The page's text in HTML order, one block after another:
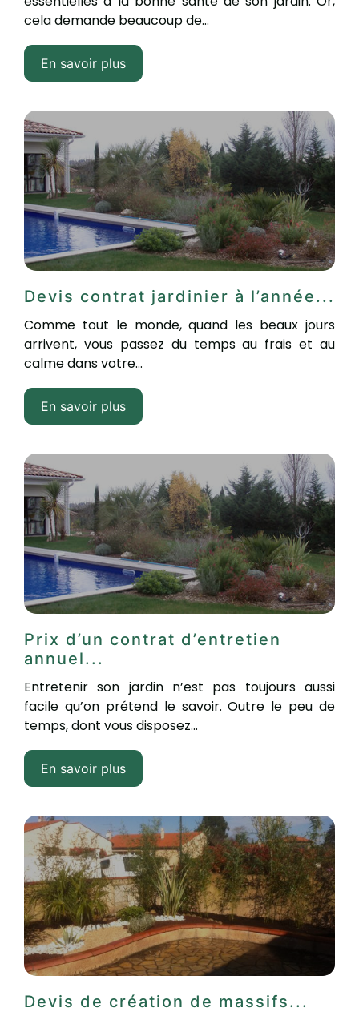
cela demande beaucoup de...
En savoir plus
Devis contrat jardinier à l’année...
Comme tout le monde, quand les beaux jours
arrivent, vous passez du temps au frais et au
calme dans votre...
En savoir plus
Prix d’un contrat d’entretien
annuel...
Entretenir son jardin n’est pas toujours aussi
facile qu’on prétend le savoir. Outre le peu de
temps, dont vous disposez...
En savoir plus
Devis de création de massifs...